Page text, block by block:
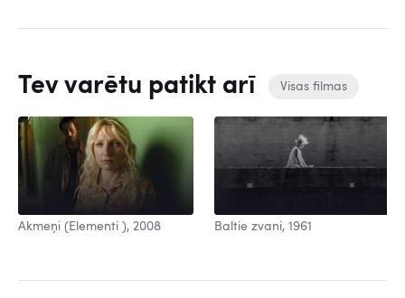
Tev varētu patikt arī Visas filmas
Akmeņi (Elementi ), 2008 Baltie zvani, 1961